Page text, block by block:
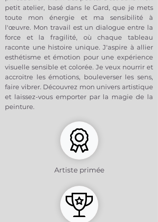
introspection profonde tout en
rendant hommage à la capacité de
l’être humain à s’épanouir, même
dans l’adversité. Les fleurs, intégrées
au portrait, symbolisent la promesse
d’un avenir meilleur et d’une
renaissance lumineuse
Ce tableau en technique mixte,
mêlantart floral contemporain et
portrait expressif , s’intègre
parfaitement dans tout espace
moderne ou artistique, apportant
. Avec "Espérance"
démontre une fois de plus
son habileté à capturer des états
d’âme universels tout en célébrant
l’humanité.
brillant. Le système d'accroche est
petit atelier, basé dans le Gard, que je mets
toute mon énergie et ma sensibilité à
l'œuvre. Mon travail est un dialogue entre la
force et la fragilité, où chaque tableau
raconte une histoire unique. J'aspire à allier
esthétisme et émotion pour une expérience
visuelle sensible et colorée. Je veux nourrir et
accroitre les émotions, bouleverser les sens,
faire vibrer. Découvrez mon univers artistique
et laissez-vous emporter par la magie de la
peinture.
Artiste primée